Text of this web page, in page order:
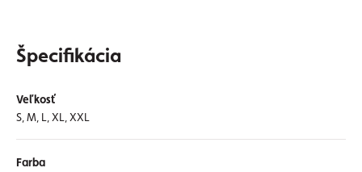
Špecifikácia
Veľkosť
S, M, L, XL, XXL
Farba